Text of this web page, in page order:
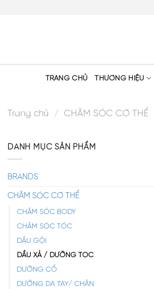
TRANG CHỦ THƯƠNG HIỆU
Trang chủ / CHĂM SÓC CƠ THỂ
DANH MỤC SẢN PHẨM
BRANDS
CHĂM SÓC CƠ THỂ
CHĂM SÓC BODY
CHĂM SÓC TÓC
DẦU GỘI
DẦU XẢ / DƯỠNG TÓC
DƯỠNG CỔ
DƯỠNG DA TAY/ CHÂN